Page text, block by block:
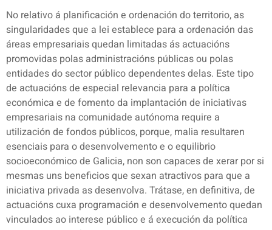
No relativo á planificación e ordenación do territorio, as
singularidades que a lei establece para a ordenación das
áreas empresariais quedan limitadas ás actuacións
promovidas polas administracións públicas ou polas
entidades do sector público dependentes delas. Este tipo
de actuacións de especial relevancia para a política
económica e de fomento da implantación de iniciativas
empresariais na comunidade autónoma require a
utilización de fondos públicos, porque, malia resultaren
esenciais para o desenvolvemento e o equilibrio
socioeconómico de Galicia, non son capaces de xerar por si
mesmas uns beneficios que sexan atractivos para que a
iniciativa privada as desenvolva. Trátase, en definitiva, de
actuacións cuxa programación e desenvolvemento quedan
vinculados ao interese público e á execución da política